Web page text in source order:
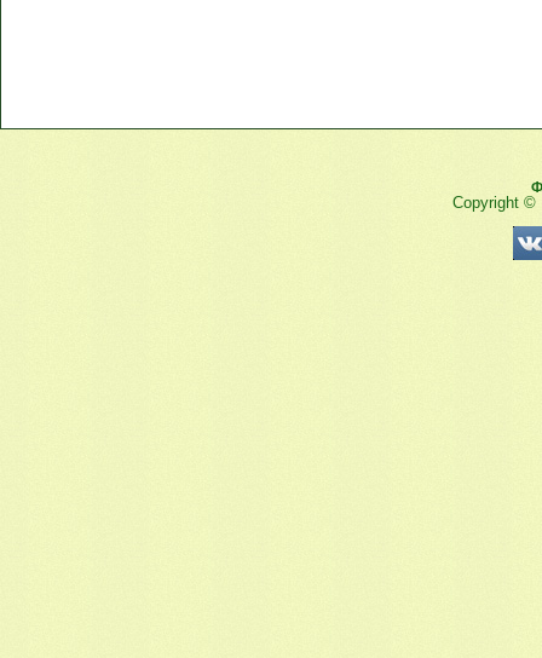
Copyright ©